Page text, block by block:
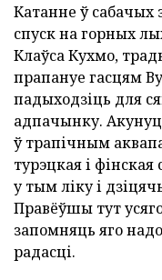
Катанне ў сабачых
спуск на горных
Клаўса Кухмо,
прапануе гасцям
падыходзіць для
адпачынку.
ў трапічным
турэцкая і
у тым ліку і
Правёўшы тут
запомняць яго
радасці.